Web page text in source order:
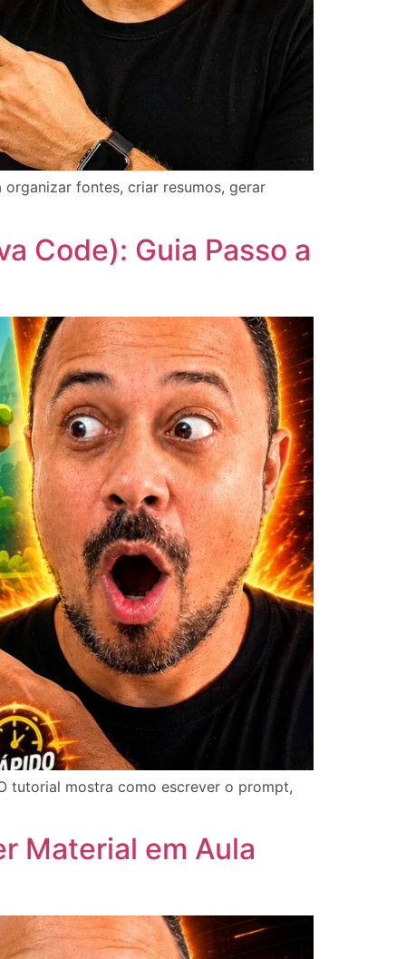
fontes, criar resumos, gerar
Code): Guia Passo a
tutorial mostra como escrever o prompt,
Material em Aula